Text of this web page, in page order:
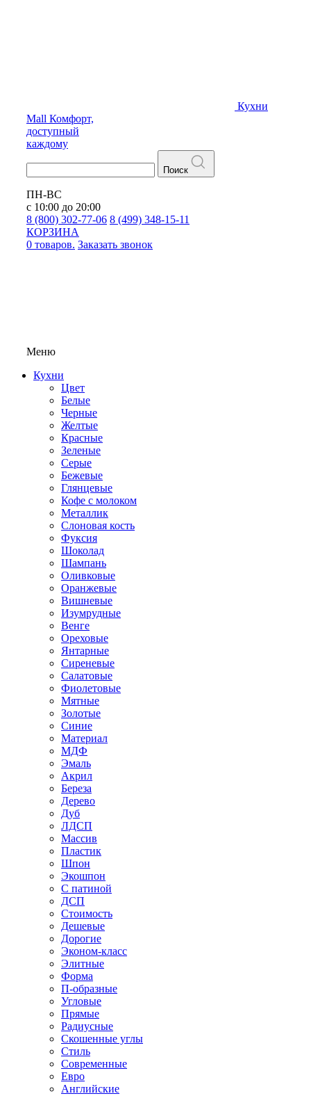
Кухни
Mall Комфорт,
доступный
каждому
Поиск
ПН-ВС
с 10:00 до 20:00
8 (800) 302-77-06 8 (499) 348-15-11
КОРЗИНА
0 товаров. Заказать звонок
Меню
Кухни
Цвет
Белые
Черные
Желтые
Красные
Зеленые
Серые
Бежевые
Глянцевые
Кофе с молоком
Металлик
Слоновая кость
Фуксия
Шоколад
Шампань
Оливковые
Оранжевые
Вишневые
Изумрудные
Венге
Ореховые
Янтарные
Сиреневые
Салатовые
Фиолетовые
Мятные
Золотые
Синие
Материал
МДФ
Эмаль
Акрил
Береза
Дерево
Дуб
ЛДСП
Массив
Пластик
Шпон
Экошпон
С патиной
ДСП
Стоимость
Дешевые
Дорогие
Эконом-класс
Элитные
Форма
П-образные
Угловые
Прямые
Радиусные
Скошенные углы
Стиль
Современные
Евро
Английские